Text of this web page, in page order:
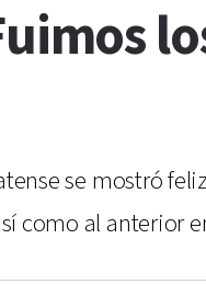
se mostró
como al anterior